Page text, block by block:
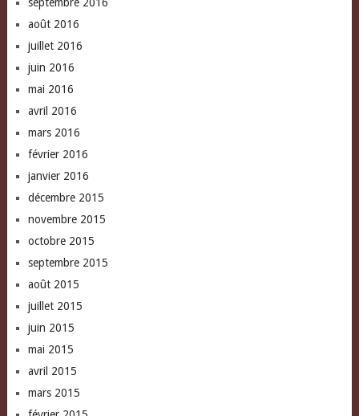
août 2016
juillet 2016
juin 2016
mai 2016
avril 2016
mars 2016
février 2016
janvier 2016
décembre 2015
novembre 2015
octobre 2015
septembre 2015
août 2015
juillet 2015
juin 2015
mai 2015
avril 2015
mars 2015